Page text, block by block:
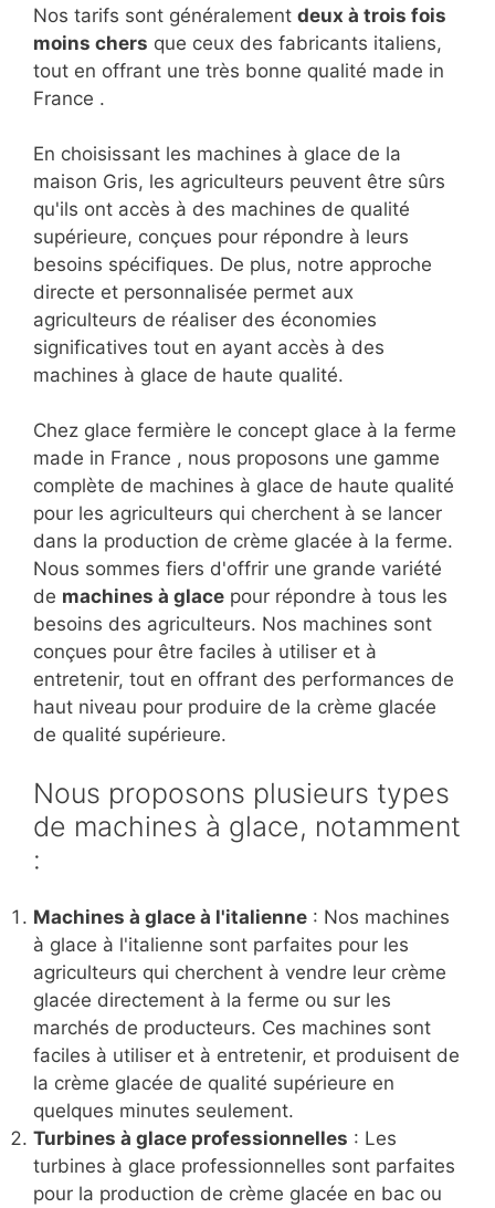
Nos tarifs sont généralement deux à trois fois
moins chers que ceux des fabricants italiens,
tout en offrant une très bonne qualité made in
France .
En choisissant les machines à glace de la
maison Gris, les agriculteurs peuvent être sûrs
qu'ils ont accès à des machines de qualité
supérieure, conçues pour répondre à leurs
besoins spécifiques. De plus, notre approche
directe et personnalisée permet aux
agriculteurs de réaliser des économies
significatives tout en ayant accès à des
machines à glace de haute qualité.
Chez glace fermière le concept glace à la ferme
made in France , nous proposons une gamme
complète de machines à glace de haute qualité
pour les agriculteurs qui cherchent à se lancer
dans la production de crème glacée à la ferme.
Nous sommes fiers d'offrir une grande variété
de machines à glace pour répondre à tous les
besoins des agriculteurs. Nos machines sont
conçues pour être faciles à utiliser et à
entretenir, tout en offrant des performances de
haut niveau pour produire de la crème glacée
de qualité supérieure.
Nous proposons plusieurs types
de machines à glace, notamment
:
Machines à glace à l'italienne : Nos machines
à glace à l'italienne sont parfaites pour les
agriculteurs qui cherchent à vendre leur crème
glacée directement à la ferme ou sur les
marchés de producteurs. Ces machines sont
faciles à utiliser et à entretenir, et produisent de
la crème glacée de qualité supérieure en
quelques minutes seulement.
Turbines à glace professionnelles : Les
turbines à glace professionnelles sont parfaites
pour la production de crème glacée en bac ou